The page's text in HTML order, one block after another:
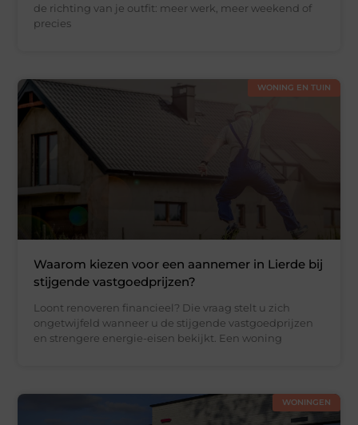
de richting van je outfit: meer werk, meer weekend of
precies
WONING EN TUIN
Waarom kiezen voor een aannemer in Lierde bij
stijgende vastgoedprijzen?
Loont renoveren financieel? Die vraag stelt u zich
ongetwijfeld wanneer u de stijgende vastgoedprijzen
en strengere energie-eisen bekijkt. Een woning
WONINGEN